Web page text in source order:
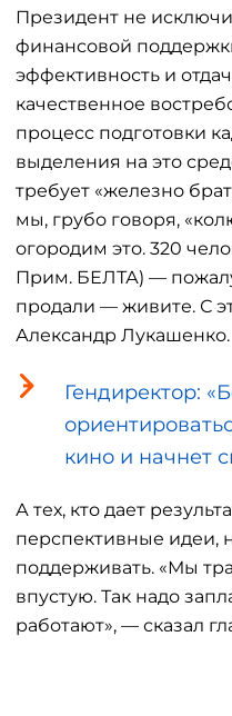
Президент не
финансовой
эффективность и
качественное
процесс подготовки
выделения на это
требует «железно
мы, грубо говоря,
огородим это. 320
Прим. БЕЛТА) —
продали — живите. С
Александр Лукашенко.
Гендиректор:
кино и начнет
А тех, кто дает
перспективные идеи,
поддерживать. «Мы
впустую. Так надо
работают», — сказал